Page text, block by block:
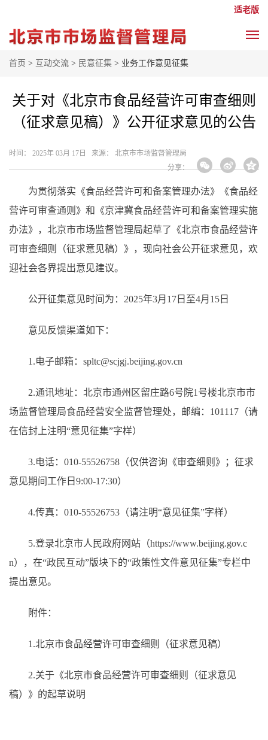
适老版
首页 > 互动交流 > 民意征集 > 业务工作意见征集
关于对《北京市食品经营许可审查细则
（征求意见稿）》公开征求意见的公告
时间： 2025年 03月 17日 来源： 北京市市场监督管理局
分享：
为贯彻落实《食品经营许可和备案管理办法》《食品经
营许可审查通则》和《京津冀食品经营许可和备案管理实施
办法》，北京市市场监督管理局起草了《北京市食品经营许
可审查细则（征求意见稿）》，现向社会公开征求意见，欢
迎社会各界提出意见建议。
公开征集意见时间为：2025年3月17日至4月15日
意见反馈渠道如下：
1.电子邮箱：spltc@scjgj.beijing.gov.cn
2.通讯地址：北京市通州区留庄路6号院1号楼北京市市
场监督管理局食品经营安全监督管理处，邮编：101117（请
在信封上注明“意见征集”字样）
3.电话：010-55526758（仅供咨询《审查细则》；征求
意见期间工作日9:00-17:30）
4.传真：010-55526753（请注明“意见征集”字样）
5.登录北京市人民政府网站（https://www.beijing.gov.c
n），在“政民互动”版块下的“政策性文件意见征集”专栏中
提出意见。
附件：
1.北京市食品经营许可审查细则（征求意见稿）
2.关于《北京市食品经营许可审查细则（征求意见
稿）》的起草说明